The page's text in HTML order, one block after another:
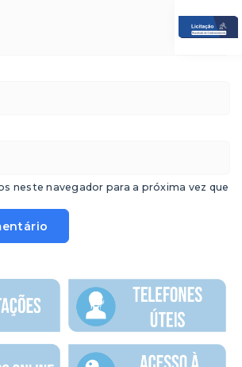
neste navegador para a próxima vez que